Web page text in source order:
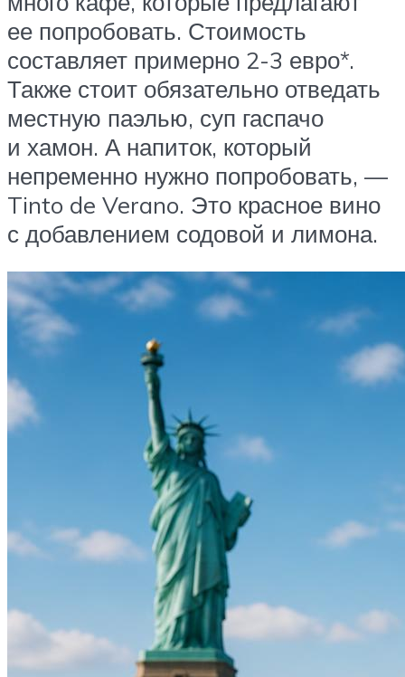
ее попробовать. Стоимость
составляет примерно 2-3 евро*.
Также стоит обязательно отведать
местную паэлью, суп гаспачо
и хамон. А напиток, который
непременно нужно попробовать, —
Tinto de Verano. Это красное вино
с добавлением содовой и лимона.